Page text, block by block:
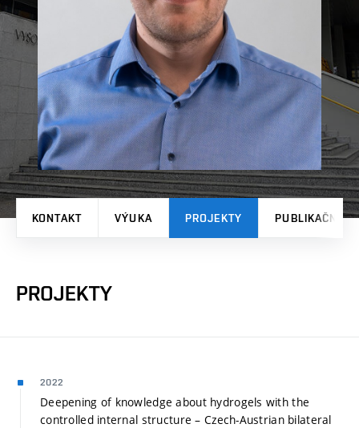
KONTAKT VÝUKA PROJEKTY PUBLIKAČNÍ
PROJEKTY
2022
Deepening of knowledge about hydrogels with the
controlled internal structure – Czech-Austrian bilateral